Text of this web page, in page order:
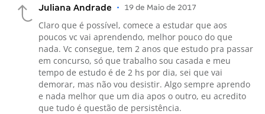
Juliana Andrade • 19 de Maio de 2017
Claro que é possível, comece a estudar que aos
poucos vc vai aprendendo, melhor pouco do que
nada. Vc consegue, tem 2 anos que estudo pra passar
em concurso, só que trabalho sou casada e meu
tempo de estudo é de 2 hs por dia, sei que vai
demorar, mas não vou desistir. Algo sempre aprendo
e nada melhor que um dia apos o outro, eu acredito
que tudo é questão de persistência.